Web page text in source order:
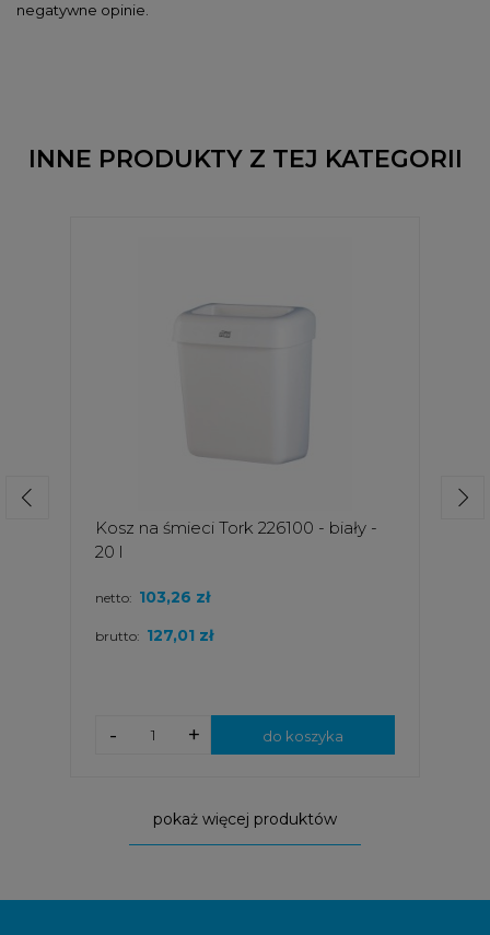
negatywne opinie.
INNE PRODUKTY Z TEJ KATEGORII
Kosz na śmieci Tork 226100 - biały -
20 l
brutto: 127,01 zł
netto: 103,26 zł
+
- do koszyka
pokaż więcej produktów